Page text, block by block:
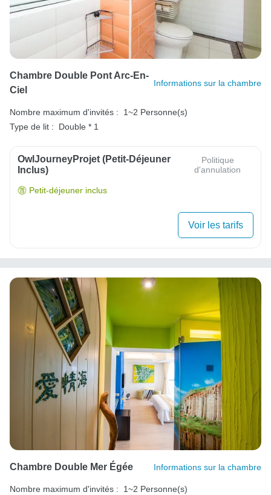
Chambre Double Pont Arc-En-
Ciel
Informations sur la chambre
Nombre maximum d'invités :
1~2 Personne(s)
Type de lit :
Double * 1
OwlJourneyProjet (petit-Déjeuner
Inclus)
Politique
d'annulation
Petit-déjeuner inclus
Voir les tarifs
Chambre Double Mer Égée Informations sur la chambre
Nombre maximum d'invités : 1~2 Personne(s)